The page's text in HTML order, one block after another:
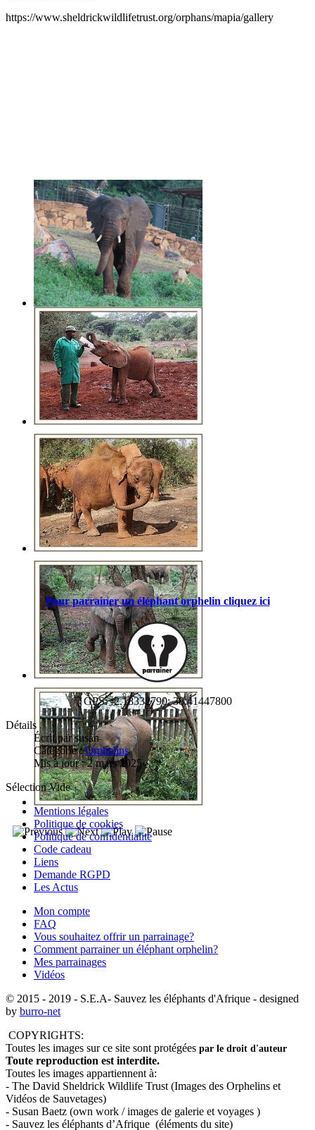
https://www.sheldrickwildlifetrust.org/orphans/mapia/gallery
Pour parrainer un éléphant orphelin cliquez ici
GPS: -2.18332790: 38.41447800
Détails
Écrit parsusan
Catégorie :Orphelins
Mis à jour : 2 mars 2025
Sélection Vide
Mentions légales
Politique de cookies
Politique de confidentialité
Code cadeau
Liens
Demande RGPD
Les Actus
Mon compte
FAQ
Vous souhaitez offrir un parrainage?
Comment parrainer un éléphant orphelin?
Mes parrainages
Vidéos
© 2015 - 2019 - S.E.A- Sauvez les éléphants d'Afrique - designed
by burro-net
COPYRIGHTS:
Toutes les images sur ce site sont protégées par le droit d'auteur
Toute reproduction est interdite.
Toutes les images appartiennent à:
- The David Sheldrick Wildlife Trust (Images des Orphelins et
Vidéos de Sauvetages)
- Susan Baetz (own work / images de galerie et voyages )
- Sauvez les éléphants d’Afrique (éléments du site)